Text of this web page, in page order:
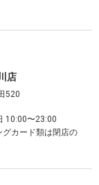
店
520
10:00〜23:00
カード類は閉店の